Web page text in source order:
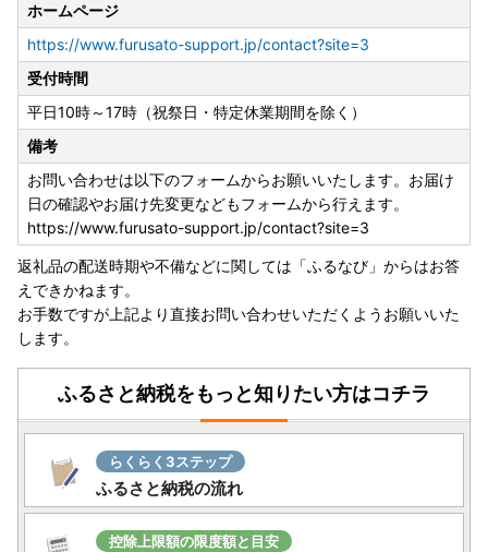
ホームページ
https://www.furusato-support.jp/contact?site=3
受付時間
平日10時～17時（祝祭日・特定休業期間を除く）
備考
お問い合わせは以下のフォームからお願いいたします。お届け
日の確認やお届け先変更などもフォームから行えます。
https://www.furusato-support.jp/contact?site=3
返礼品の配送時期や不備などに関しては「ふるなび」からはお答
えできかねます。
お手数ですが上記より直接お問い合わせいただくようお願いいた
します。
ふるさと納税をもっと知りたい方はコチラ
らくらく3ステップ
ふるさと納税の流れ
控除上限額の限度額と目安